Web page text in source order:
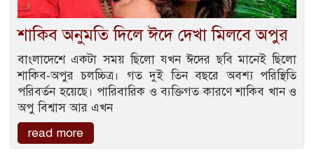
শাকিব অনুমতি দিলে ঈদে দেখা মিলবে অপুর
বাংলাদেশে একটা সময় ছিলো যখন ঈদের ছবি মানেই ছিলো
শাকিব-অপুর চলচ্চিত্র। গত দুই তিন বছরে অবশ্য পরিস্থিতি
পরিবর্তন হয়েছে। পারিবারিক ও ব্যক্তিগত কারণে শাকিব খান ও
অপু বিশ্বাস আর এখন
read more